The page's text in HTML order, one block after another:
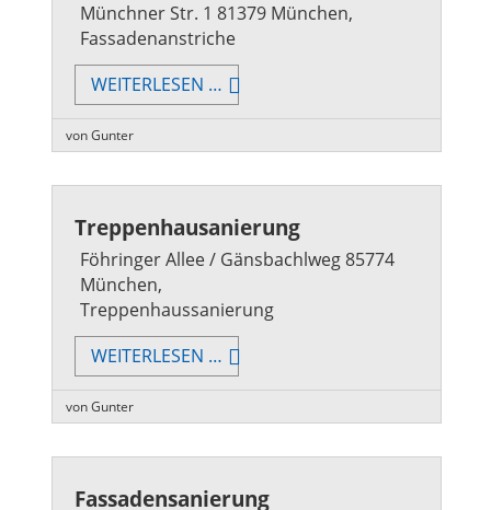
Münchner Str. 1 81379 München,
Fassadenanstriche
WEITERLESEN … FASSADENSANIERUNG
von Gunter
Treppenhausanierung
Föhringer Allee / Gänsbachlweg 85774
München,
Treppenhaussanierung
WEITERLESEN … TREPPENHAUSANIERUNG
von Gunter
Fassadensanierung